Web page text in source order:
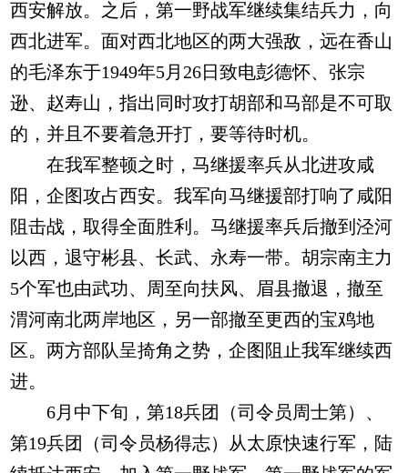
西安解放。之后，第一野战军继续集结兵力，向
西北进军。面对西北地区的两大强敌，远在香山
的毛泽东于1949年5月26日致电彭德怀、张宗
逊、赵寿山，指出同时攻打胡部和马部是不可取
的，并且不要着急开打，要等待时机。
在我军整顿之时，马继援率兵从北进攻咸
阳，企图攻占西安。我军向马继援部打响了咸阳
阻击战，取得全面胜利。马继援率兵后撤到泾河
以西，退守彬县、长武、永寿一带。胡宗南主力
5个军也由武功、周至向扶风、眉县撤退，撤至
渭河南北两岸地区，另一部撤至更西的宝鸡地
区。两方部队呈掎角之势，企图阻止我军继续西
进。
6月中下旬，第18兵团（司令员周士第）、
第19兵团（司令员杨得志）从太原快速行军，陆